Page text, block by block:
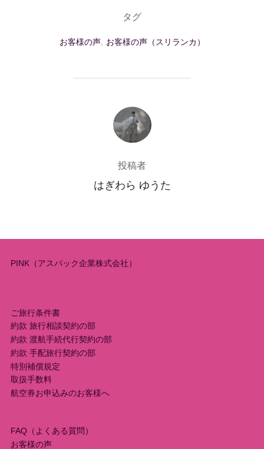
タグ
お客様の声, お客様の声（スリランカ）
投稿者
投稿者
はぎわら ゆうた
PINK（アスパック企業株式会社）
ご旅行条件書
約款 旅行相談契約の部
約款 渡航手続代行契約の部
約款 手配旅行契約の部
特別補償規定
取扱手数料
航空券お申込みのお客様へ
FAQ（よくある質問）
お客様の声